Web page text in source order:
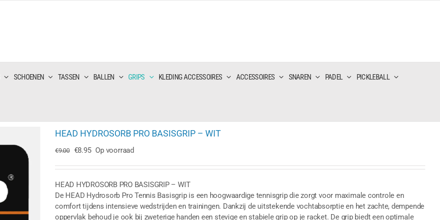
SCHOENEN TASSEN BALLEN GRIPS KLEDING ACCESSOIRES ACCESSOIRES SNAREN PADEL PICKLEBALL
HEAD HYDROSORB PRO BASISGRIP – WIT
€9.00
Oorspronkelijke
was:
€9.00.
€8.95Huidige
is:
€8.95.
Op voorraad
HEAD HYDROSORB PRO BASISGRIP – WIT
De HEAD Hydrosorb Pro Tennis Basisgrip is een hoogwaardige tennisgrip die zorgt voor maximale controle en
comfort tijdens intensieve wedstrijden en trainingen. Dankzij de uitstekende vochtabsorptie en het zachte, dempende
oppervlak behoud je ook bij zweterige handen een stevige en stabiele grip op je racket. De grip biedt een optimale